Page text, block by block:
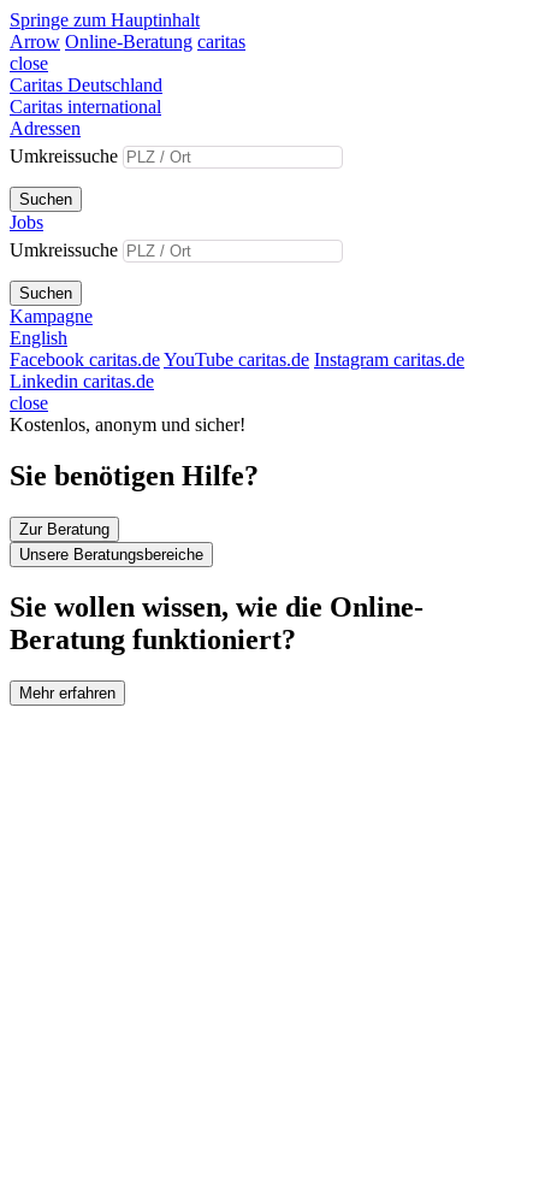
Springe zum Hauptinhalt
Arrow Online-Beratung caritas
close
Caritas Deutschland
Caritas international
Adressen
Umkreissuche
Suchen
Jobs
Umkreissuche
Suchen
Kampagne
English
Facebook caritas.deYouTube caritas.de Instagram caritas.de
Linkedin caritas.de
close
Kostenlos, anonym und sicher!
Sie benötigen Hilfe?
Zur Beratung
Unsere Beratungsbereiche
Sie wollen wissen, wie die Online-
Beratung funktioniert?
Mehr erfahren